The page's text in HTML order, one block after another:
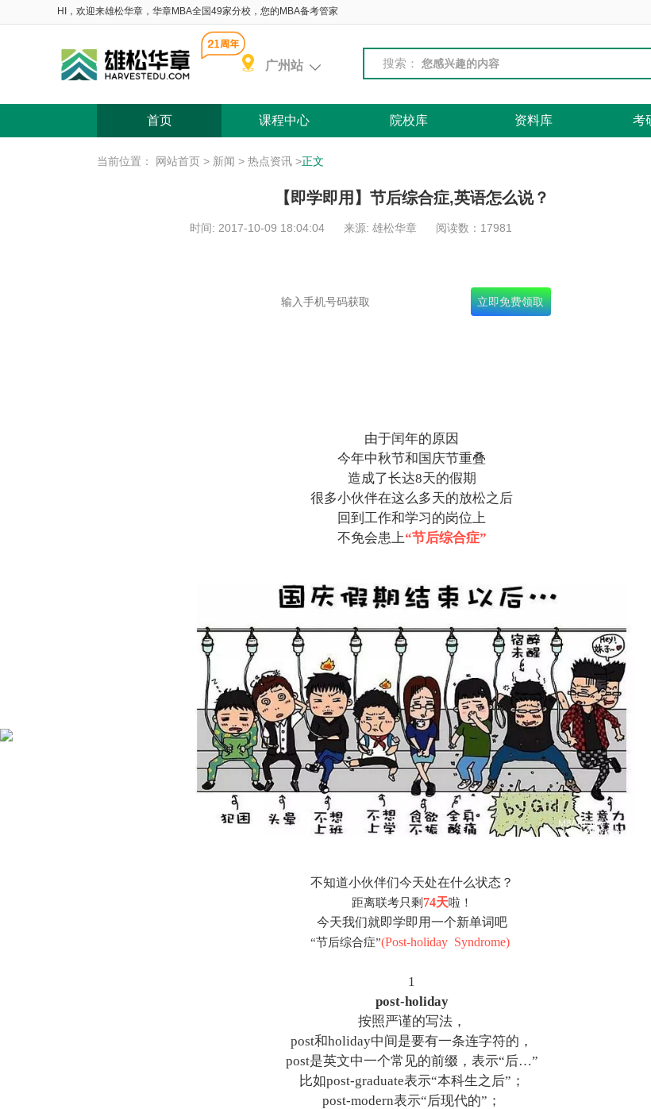
HI，欢迎来雄松华章，华章MBA全国49家分校，您的MBA备考管家
广州站 搜索：
首页 课程中心 院校库 资料库 考
当前位置： 网站首页 > 新闻 > 热点资讯 >正文
【即学即用】节后综合症,英语怎么说？
时间: 2017-10-09 18:04:04 来源: 雄松华章 阅读数： 17981
由于闰年的原因
今年中秋节和国庆节重叠
造成了长达8天的假期
很多小伙伴在这么多天的放松之后
回到工作和学习的岗位上
不免会患上“节后综合症”
不知道小伙伴们今天处在什么状态？
距离联考只剩 74天啦！
今天我们就即学即用一个新单词吧
“节后综合症”(Post-holiday Syndrome)
1
post-holiday
按照严谨的写法，
post和holiday中间是要有一条连字符的，
post是英文中一个常见的前缀，表示“后…”
比如post-graduate表示“本科生之后”；
post-modern表示“后现代的”；